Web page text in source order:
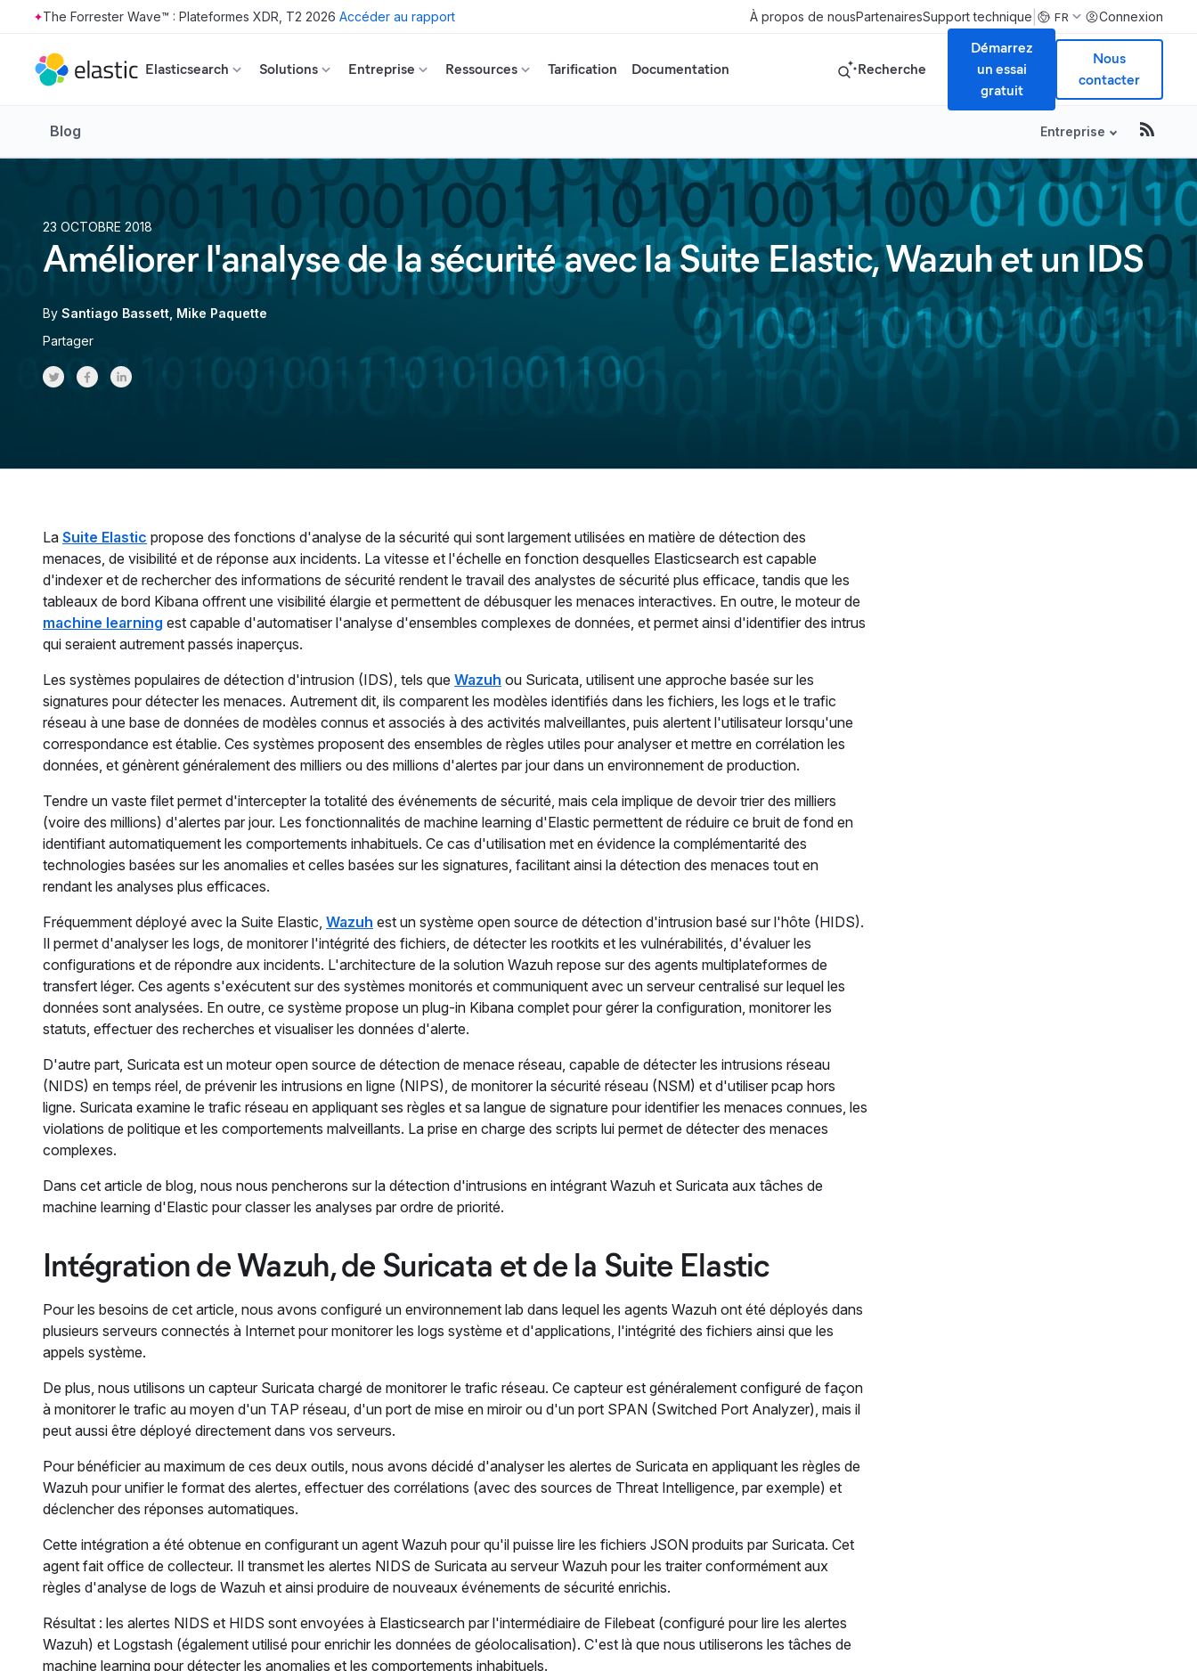
Skip to main content
The Forrester Wave™ : Plateformes XDR, T2 2026 Accéder au rapport À propos de nousPartenairesSupport technique FR Connexion
Elasticsearch Solutions Entreprise Ressources Tarification Documentation Recherche
Démarrez
un essai
gratuit
Nous
contacter
Blog Entreprise
23 OCTOBRE 2018
Améliorer l'analyse de la sécurité avec la Suite Elastic, Wazuh et un IDS
By Santiago Bassett Mike Paquette
Partager
Share on Twitter
Share on Facebook
Share on LinkedInr
La Suite Elastic propose des fonctions d'analyse de la sécurité qui sont largement utilisées en matière de détection des
menaces, de visibilité et de réponse aux incidents. La vitesse et l'échelle en fonction desquelles Elasticsearch est capable
d'indexer et de rechercher des informations de sécurité rendent le travail des analystes de sécurité plus efficace, tandis que les
tableaux de bord Kibana offrent une visibilité élargie et permettent de débusquer les menaces interactives. En outre, le moteur de
machine learning est capable d'automatiser l'analyse d'ensembles complexes de données, et permet ainsi d'identifier des intrus
qui seraient autrement passés inaperçus.
Les systèmes populaires de détection d'intrusion (IDS), tels que Wazuh ou Suricata, utilisent une approche basée sur les
signatures pour détecter les menaces. Autrement dit, ils comparent les modèles identifiés dans les fichiers, les logs et le trafic
réseau à une base de données de modèles connus et associés à des activités malveillantes, puis alertent l'utilisateur lorsqu'une
correspondance est établie. Ces systèmes proposent des ensembles de règles utiles pour analyser et mettre en corrélation les
données, et génèrent généralement des milliers ou des millions d'alertes par jour dans un environnement de production.
Tendre un vaste filet permet d'intercepter la totalité des événements de sécurité, mais cela implique de devoir trier des milliers
(voire des millions) d'alertes par jour. Les fonctionnalités de machine learning d'Elastic permettent de réduire ce bruit de fond en
identifiant automatiquement les comportements inhabituels. Ce cas d'utilisation met en évidence la complémentarité des
technologies basées sur les anomalies et celles basées sur les signatures, facilitant ainsi la détection des menaces tout en
rendant les analyses plus efficaces.
Fréquemment déployé avec la Suite Elastic, Wazuh est un système open source de détection d'intrusion basé sur l'hôte (HIDS).
Il permet d'analyser les logs, de monitorer l'intégrité des fichiers, de détecter les rootkits et les vulnérabilités, d'évaluer les
configurations et de répondre aux incidents. L'architecture de la solution Wazuh repose sur des agents multiplateformes de
transfert léger. Ces agents s'exécutent sur des systèmes monitorés et communiquent avec un serveur centralisé sur lequel les
données sont analysées. En outre, ce système propose un plug-in Kibana complet pour gérer la configuration, monitorer les
statuts, effectuer des recherches et visualiser les données d'alerte.
D'autre part, Suricata est un moteur open source de détection de menace réseau, capable de détecter les intrusions réseau
(NIDS) en temps réel, de prévenir les intrusions en ligne (NIPS), de monitorer la sécurité réseau (NSM) et d'utiliser pcap hors
ligne. Suricata examine le trafic réseau en appliquant ses règles et sa langue de signature pour identifier les menaces connues, les
violations de politique et les comportements malveillants. La prise en charge des scripts lui permet de détecter des menaces
complexes.
Dans cet article de blog, nous nous pencherons sur la détection d'intrusions en intégrant Wazuh et Suricata aux tâches de
machine learning d'Elastic pour classer les analyses par ordre de priorité.
Intégration de Wazuh, de Suricata et de la Suite Elastic
Pour les besoins de cet article, nous avons configuré un environnement lab dans lequel les agents Wazuh ont été déployés dans
plusieurs serveurs connectés à Internet pour monitorer les logs système et d'applications, l'intégrité des fichiers ainsi que les
appels système.
De plus, nous utilisons un capteur Suricata chargé de monitorer le trafic réseau. Ce capteur est généralement configuré de façon
à monitorer le trafic au moyen d'un TAP réseau, d'un port de mise en miroir ou d'un port SPAN (Switched Port Analyzer), mais il
peut aussi être déployé directement dans vos serveurs.
Pour bénéficier au maximum de ces deux outils, nous avons décidé d'analyser les alertes de Suricata en appliquant les règles de
Wazuh pour unifier le format des alertes, effectuer des corrélations (avec des sources de Threat Intelligence, par exemple) et
déclencher des réponses automatiques.
Cette intégration a été obtenue en configurant un agent Wazuh pour qu'il puisse lire les fichiers JSON produits par Suricata. Cet
agent fait office de collecteur. Il transmet les alertes NIDS de Suricata au serveur Wazuh pour les traiter conformément aux
règles d'analyse de logs de Wazuh et ainsi produire de nouveaux événements de sécurité enrichis.
Résultat : les alertes NIDS et HIDS sont envoyées à Elasticsearch par l'intermédiaire de Filebeat (configuré pour lire les alertes
Wazuh) et Logstash (également utilisé pour enrichir les données de géolocalisation). C'est là que nous utiliserons les tâches de
machine learning pour détecter les anomalies et les comportements inhabituels.